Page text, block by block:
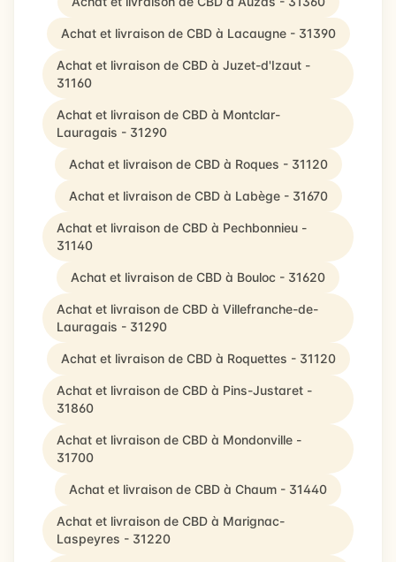
Achat et livraison de CBD à Lacaugne - 31390
Achat et livraison de CBD à Juzet-d'Izaut -
31160
Achat et livraison de CBD à Montclar-
Lauragais - 31290
Achat et livraison de CBD à Roques - 31120
Achat et livraison de CBD à Labège - 31670
Achat et livraison de CBD à Pechbonnieu -
31140
Achat et livraison de CBD à Bouloc - 31620
Achat et livraison de CBD à Villefranche-de-
Lauragais - 31290
Achat et livraison de CBD à Roquettes - 31120
Achat et livraison de CBD à Pins-Justaret -
31860
Achat et livraison de CBD à Mondonville -
31700
Achat et livraison de CBD à Chaum - 31440
Achat et livraison de CBD à Marignac-
Laspeyres - 31220